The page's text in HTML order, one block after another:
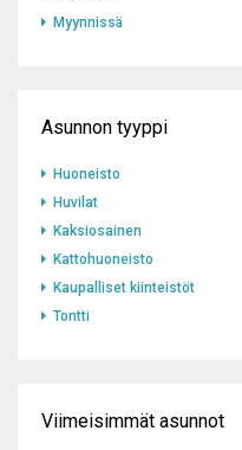
Myynnissä
Asunnon tyyppi
Huoneisto
Huvilat
Kaksiosainen
Kattohuoneisto
Kaupalliset kiinteistöt
Tontti
Viimeisimmät asunnot